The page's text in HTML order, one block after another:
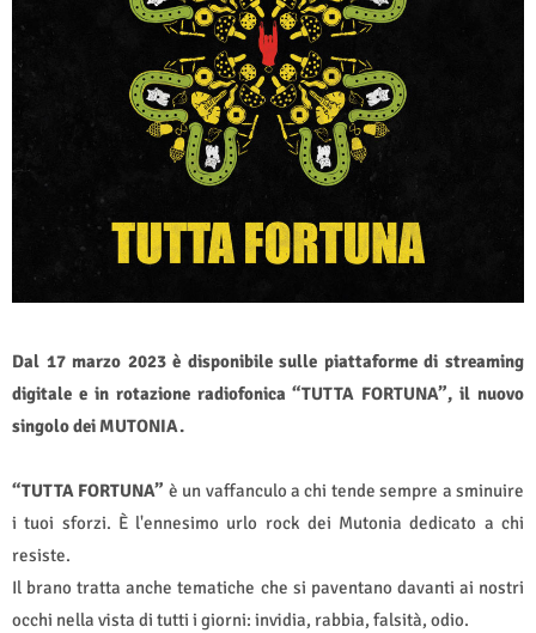
Dal 17 marzo 2023 è disponibile sulle piattaforme di streaming
digitale e in rotazione radiofonica “TUTTA FORTUNA”, il nuovo
singolo dei MUTONIA.
“TUTTA FORTUNA” è un vaffanculo a chi tende sempre a sminuire
i tuoi sforzi. È l'ennesimo urlo rock dei Mutonia dedicato a chi
resiste.
Il brano tratta anche tematiche che si paventano davanti ai nostri
occhi nella vista di tutti i giorni: invidia, rabbia, falsità, odio.